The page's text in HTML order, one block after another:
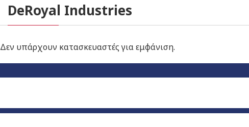
DeRoyal Industries
Δεν υπάρχουν κατασκευαστές για εμφάνιση.